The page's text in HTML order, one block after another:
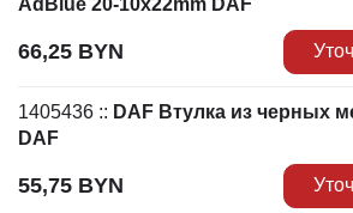
66,25 BYN
1405436 :: DAF Втулка из черных
DAF
55,75 BYN